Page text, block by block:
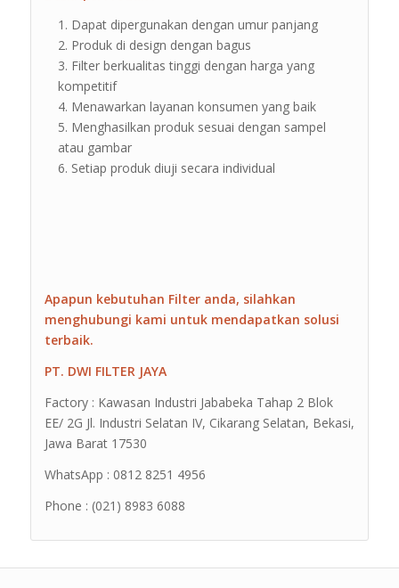
Dapat dipergunakan dengan umur panjang
Produk di design dengan bagus
Filter berkualitas tinggi dengan harga yang
kompetitif
Menawarkan layanan konsumen yang baik
Menghasilkan produk sesuai dengan sampel
atau gambar
Setiap produk diuji secara individual
Apapun kebutuhan Filter anda, silahkan
menghubungi kami untuk mendapatkan solusi
terbaik.
PT. DWI FILTER JAYA
Factory : Kawasan Industri Jababeka Tahap 2 Blok
EE/ 2G Jl. Industri Selatan IV, Cikarang Selatan, Bekasi,
Jawa Barat 17530
WhatsApp : 0812 8251 4956
Phone : (021) 8983 6088